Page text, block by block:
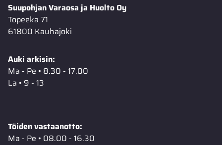
Suupohjan Varaosa ja Huolto Oy
Topeeka 71
61800 Kauhajoki
Auki arkisin:
Ma - Pe • 8.30 - 17.00
La • 9 - 13
Töiden vastaanotto:
Ma - Pe • 08.00 - 16.30